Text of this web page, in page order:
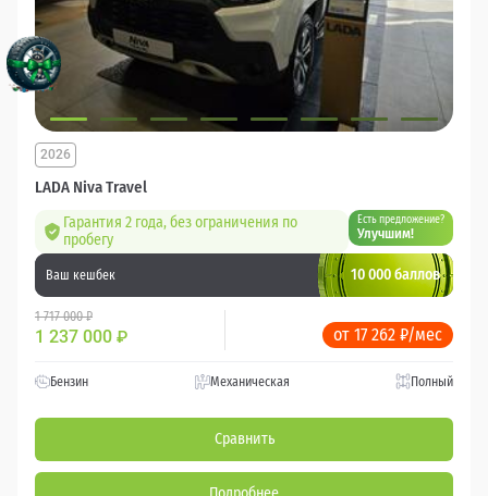
LADA Niva Travel
2026
Гарантия 2 года, без ограничения по
пробегу
Есть предложение?
Улучшим!
Ваш кешбек 10 000 баллов
1 717 000 ₽
1 237 000 ₽ от 17 262 ₽/мес
Бензин Механическая Полный
Сравнить